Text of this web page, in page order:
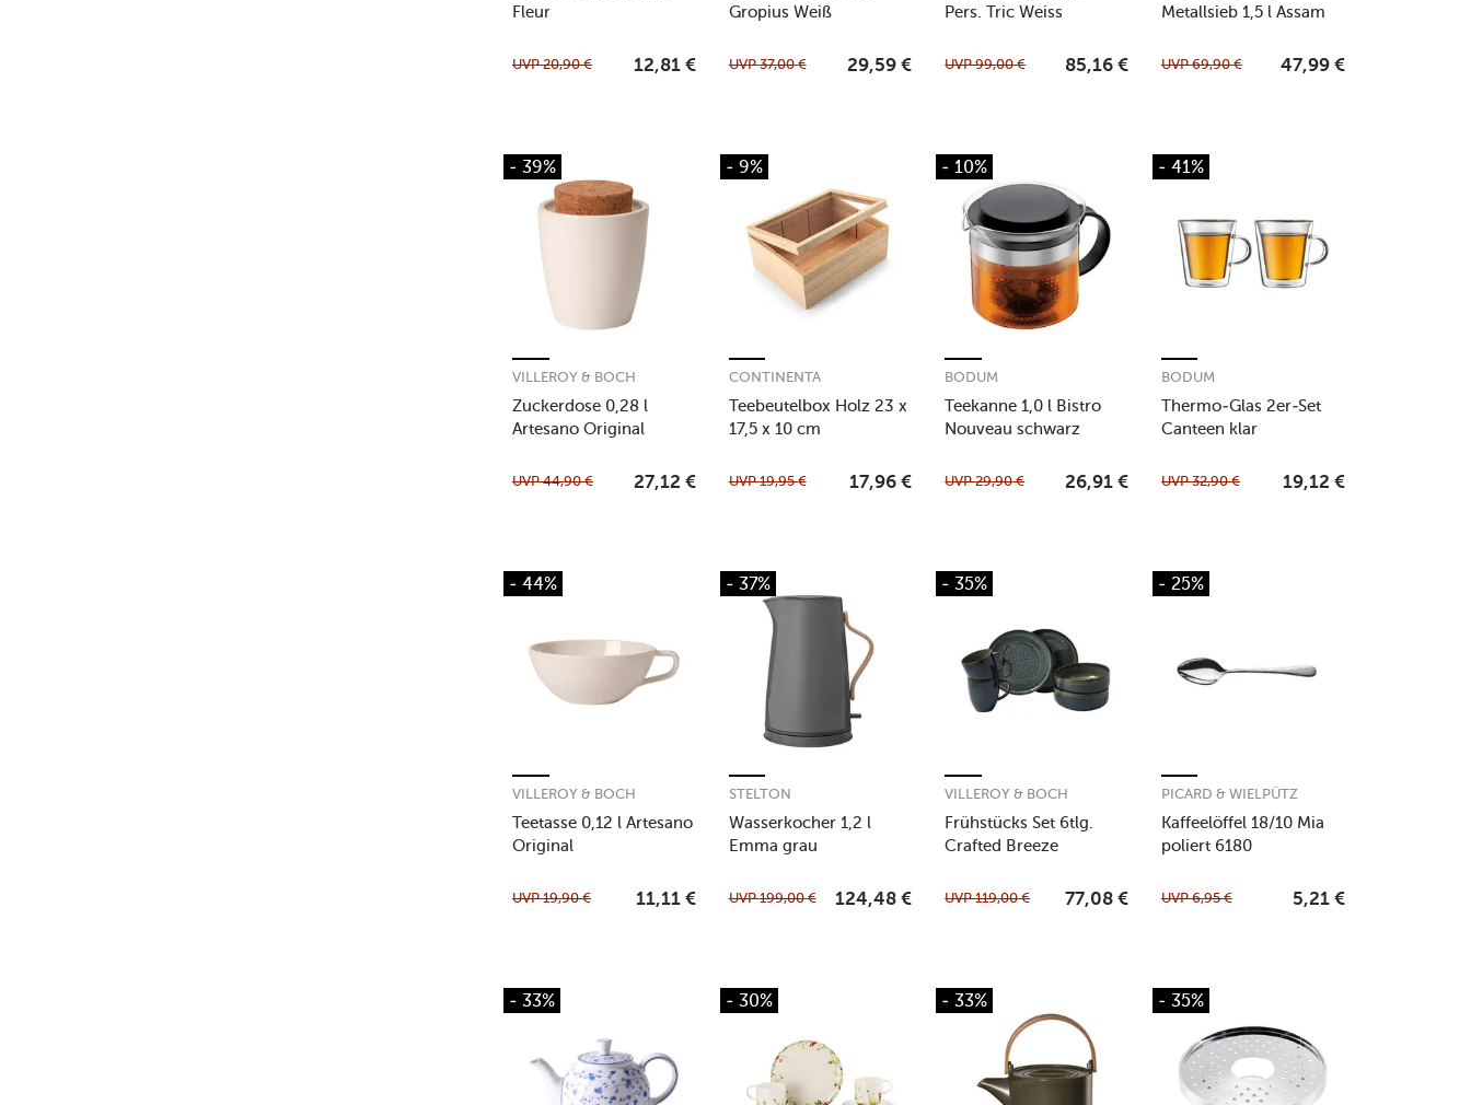
Fleur
UVP20,90 € 12,81 €
Gropius Weiß
UVP37,00 € 29,59 €
Pers. Tric Weiss
UVP99,00 € 85,16 €
Metallsieb 1,5 l Assam
UVP69,90 € 47,99 €
- 39%
Zuckerdose 0,28 l
Artesano Original
VILLEROY & BOCH
UVP44,90 € 27,12 €
- 9%
Teebeutelbox Holz 23 x
17,5 x 10 cm
CONTINENTA
UVP19,95 € 17,96 €
- 10%
Teekanne 1,0 l Bistro
Nouveau schwarz
BODUM
UVP29,90 € 26,91 €
- 41%
Thermo-Glas 2er-Set
Canteen klar
BODUM
UVP32,90 € 19,12 €
- 44%
Teetasse 0,12 l Artesano
Original
VILLEROY & BOCH
UVP19,90 € 11,11 €
- 37%
Wasserkocher 1,2 l
Emma grau
STELTON
UVP199,00 € 124,48 €
- 35%
Frühstücks Set 6tlg.
Crafted Breeze
VILLEROY & BOCH
UVP119,00 € 77,08 €
- 25%
Kaffeelöffel 18/10 Mia
poliert 6180
PICARD & WIELPÜTZ
UVP6,95 € 5,21 €
- 33% - 30% - 33% - 35%